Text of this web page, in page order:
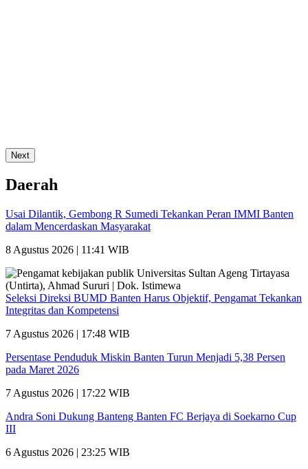
Next
Daerah
Usai Dilantik, Gembong R Sumedi Tekankan Peran IMMI Banten
dalam Mencerdaskan Masyarakat
8 Agustus 2026 | 11:41 WIB
Seleksi Direksi BUMD Banten Harus Objektif, Pengamat Tekankan
Integritas dan Kompetensi
7 Agustus 2026 | 17:48 WIB
Persentase Penduduk Miskin Banten Turun Menjadi 5,38 Persen
pada Maret 2026
7 Agustus 2026 | 17:22 WIB
Andra Soni Dukung Banteng Banten FC Berjaya di Soekarno Cup
III
6 Agustus 2026 | 23:25 WIB